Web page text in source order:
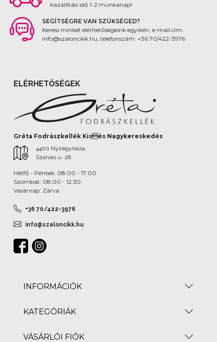
kiszállítási idő 1-2 munkanap!
SEGÍTSÉGRE VAN SZÜKSÉGED?
Keress minket elérhetőségeink egyikén, e-mail cím:
info@szaloncikk.hu, telefonszám: +36 70/422-3976
ELÉRHETŐSÉGEK
Gréta Fodrászkellék Kisés Nagykereskedés
4400 Nyíregyháza,
Szarvas u. 28.
Hétfő - Péntek: 08:00 - 17:00
Szombat: 08:00 - 12:30
Vasárnap: Zárva
+36 70/422-3976
info@szaloncikk.hu
INFORMÁCIÓK
KATEGÓRIÁK
VÁSÁRLÓI FIÓK